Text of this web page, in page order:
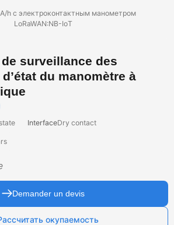
h с электроконтактным манометром
LoRaWAN:NB-IoT
surveillance des
du manomètre à
InterfaceDry contact
Demander un devis
окупаемость